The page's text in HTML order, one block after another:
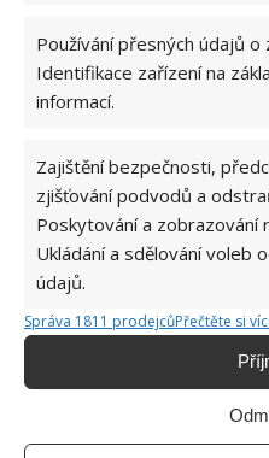
Používání přesných údajů
Identifikace zařízení na
informací.
Zajištění bezpečnosti,
zjišťování podvodů a
Poskytování a zobrazování
Ukládání a sdělování voleb
údajů.
Správa 1811 prodejcůPřečtěte si
Skutečné
Podívejte se na několik
umělců. Počiny tohoto
skutečným uměleckým
přitáhne pozornost, ale
budovy, ale i celé ulice,
vidět, když má člověk
cokoliv.